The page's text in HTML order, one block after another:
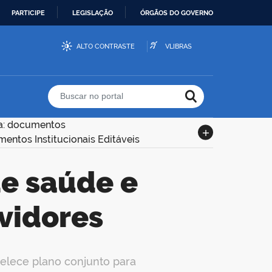
PARTICIPE LEGISLAÇÃO ÓRGÃOS DO GOVERNO
ALTO CONTRASTE VLIBRAS
Buscar no portal
documentos
Institucionais Editáveis
plano conjunto para